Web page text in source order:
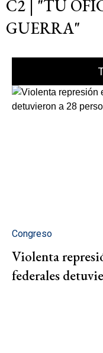
C2 | "TU
GUERRA"
Congreso
Violenta
federales